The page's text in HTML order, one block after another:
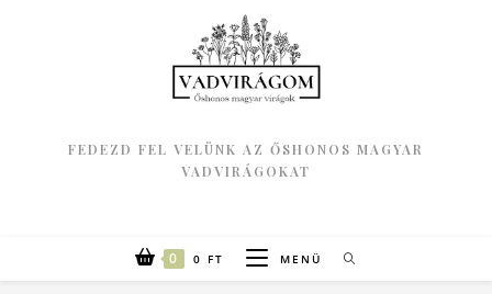
FEDEZD FEL VELÜNK AZ ŐSHONOS MAGYAR
VADVIRÁGOKAT
0 0 FT MENÜ